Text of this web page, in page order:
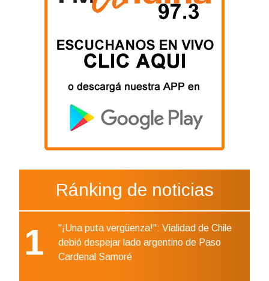
Ránking de noticias
1
"¡Una puta vergüenza!": Vialidad de Chile
debió despejar lado argentino de Paso
Cardenal Samoré